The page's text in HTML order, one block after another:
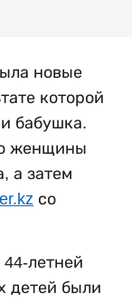
новые
которой
бабушка.
женщины
а затем
со
летней
детей были